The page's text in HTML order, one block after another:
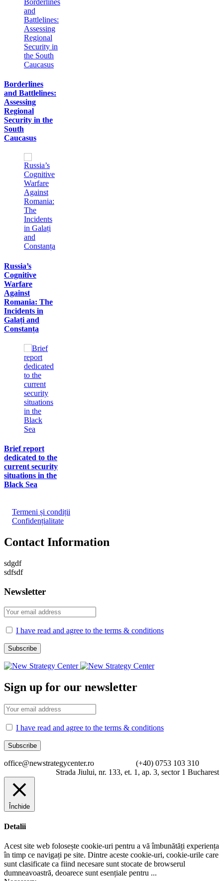
Borderlines
and Battlelines:
Assessing
Regional
Security in the
South
Caucasus
Russia’s
Cognitive
Warfare
Against
Romania: The
Incidents in
Galați and
Constanța
Brief report
dedicated to the
current security
situations in the
Black Sea
Termeni și condiții
Confidențialitate
Contact Information
sdgdf
sdfsdf
Newsletter
I have read and agree to the terms & conditions
Sign up for our newsletter
I have read and agree to the terms & conditions
office@newstrategycenter.ro (+40) 0753 103 310
Strada Jiului, nr. 133, et. 1, ap. 3, sector 1 Bucharest
Închide
Detalii
Acest site web folosește cookie-uri pentru a vă îmbunătăți experiența
în timp ce navigați pe site. Dintre aceste cookie-uri, cookie-urile care
sunt clasificate ca fiind necesare sunt stocate de browserul
dumneavoastră, deoarece sunt esențiale pentru ...